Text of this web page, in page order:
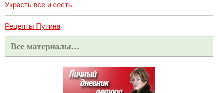
Украсть все и сесть
Рецепты Путина
Все материалы…